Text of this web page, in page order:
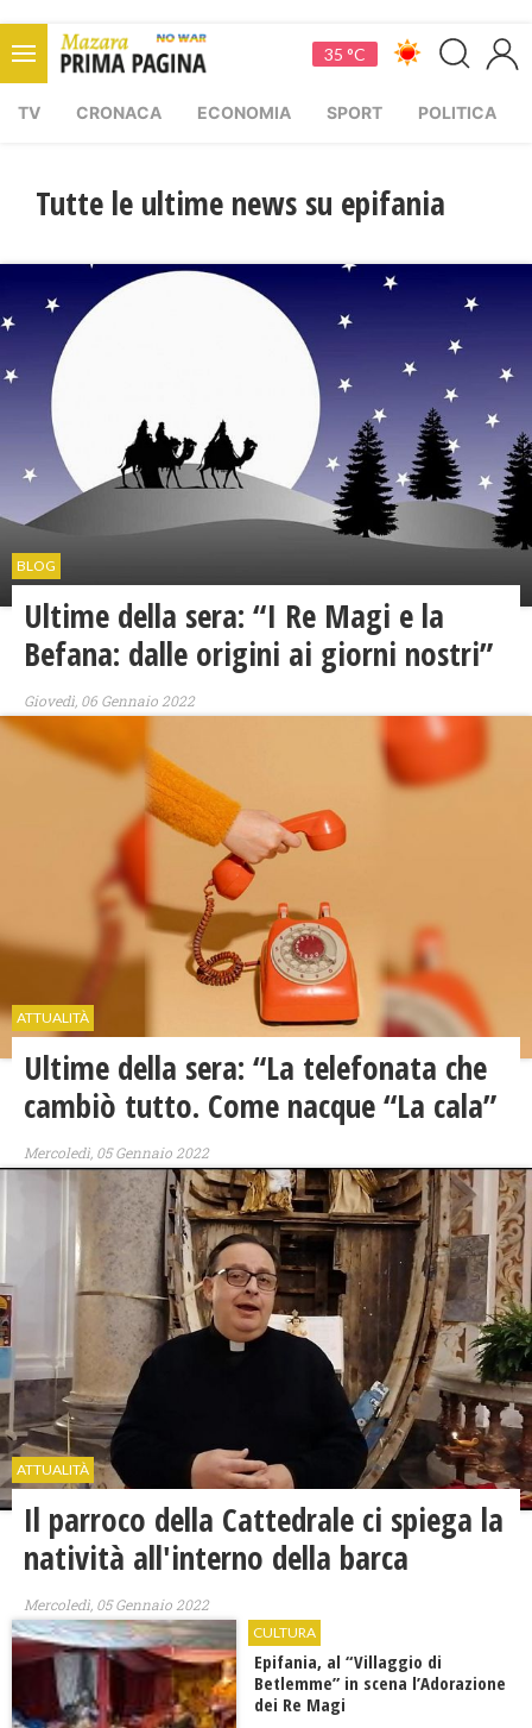
35 °C
TV CRONACA ECONOMIA SPORT POLITICA
Tutte le ultime news su epifania
BLOG
Ultime della sera: “I Re Magi e la
Befana: dalle origini ai giorni nostri”
Giovedì, 06 Gennaio 2022
ATTUALITÀ
Ultime della sera: “La telefonata che
cambiò tutto. Come nacque “La cala”
Mercoledì, 05 Gennaio 2022
ATTUALITÀ
Il parroco della Cattedrale ci spiega la
natività all'interno della barca
Mercoledì, 05 Gennaio 2022
CULTURA
Epifania, al “Villaggio di
Betlemme” in scena l’Adorazione
dei Re Magi